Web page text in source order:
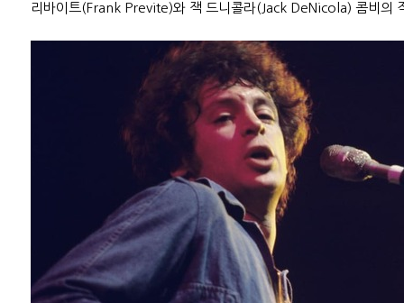
리바이트(Frank Previte)와 잭 드니콜라(Jack DeNicola) 콤비의